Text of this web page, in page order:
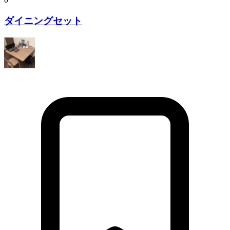
ダイニングセット